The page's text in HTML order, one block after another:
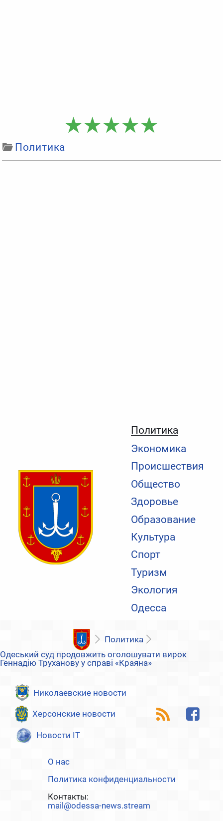
Политика
Экономика
Происшествия
Общество
Здоровье
Образование
Культура
Спорт
Туризм
Экология
Одесса
Политика
Политика
Одеський суд продовжить оголошувати вирок
Геннадію Труханову у справі «Краяна»
Николаевские новости
Херсонские новости
Новости IT
О нас
Политика конфиденциальности
Контакты:
mail@odessa-news.stream